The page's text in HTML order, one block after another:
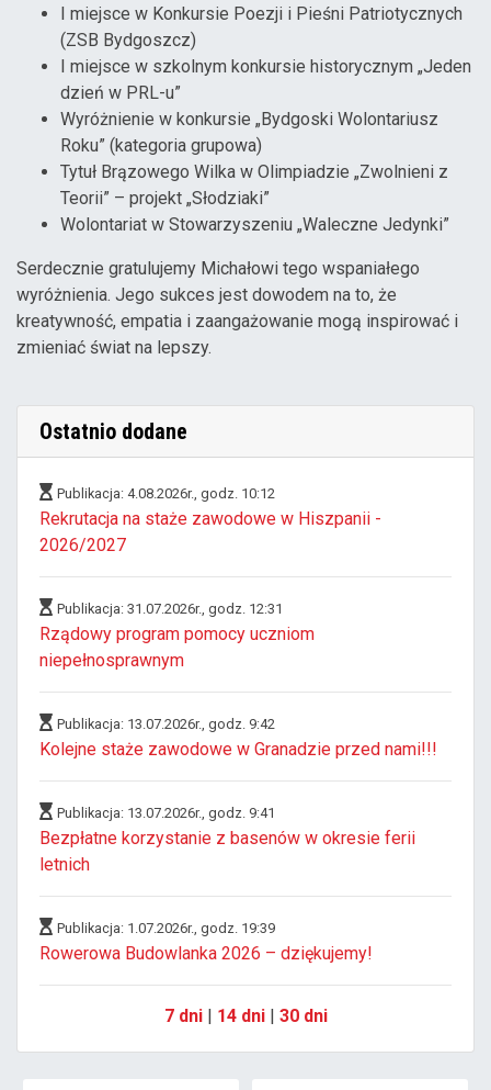
I miejsce w Konkursie Poezji i Pieśni Patriotycznych
(ZSB Bydgoszcz)
I miejsce w szkolnym konkursie historycznym „Jeden
dzień w PRL-u”
Wyróżnienie w konkursie „Bydgoski Wolontariusz
Roku” (kategoria grupowa)
Tytuł Brązowego Wilka w Olimpiadzie „Zwolnieni z
Teorii” – projekt „Słodziaki”
Wolontariat w Stowarzyszeniu „Waleczne Jedynki”
Serdecznie gratulujemy Michałowi tego wspaniałego
wyróżnienia. Jego sukces jest dowodem na to, że
kreatywność, empatia i zaangażowanie mogą inspirować i
zmieniać świat na lepszy.
Ostatnio dodane
Publikacja: 4.08.2026r., godz. 10:12
Rekrutacja na staże zawodowe w Hiszpanii -
2026/2027
Publikacja: 31.07.2026r., godz. 12:31
Rządowy program pomocy uczniom
niepełnosprawnym
Publikacja: 13.07.2026r., godz. 9:42
Kolejne staże zawodowe w Granadzie przed nami!!!
Publikacja: 13.07.2026r., godz. 9:41
Bezpłatne korzystanie z basenów w okresie ferii
letnich
Publikacja: 1.07.2026r., godz. 19:39
Rowerowa Budowlanka 2026 – dziękujemy!
7 dni| 14 dni| 30 dni